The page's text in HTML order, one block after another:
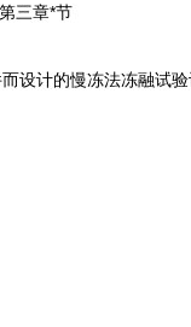
三章*节
设计的慢冻法冻融试验